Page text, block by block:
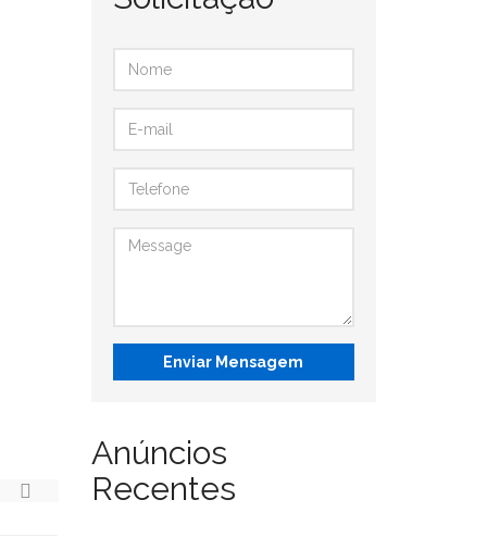
Enviar Mensagem
Anúncios
Recentes